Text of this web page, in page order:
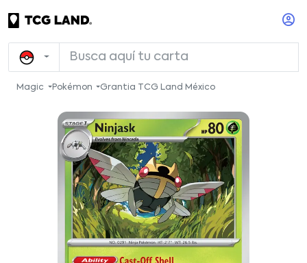
Magic Pokémon Grantia TCG Land México